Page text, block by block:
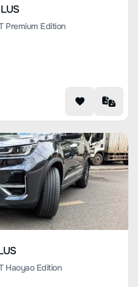
Premium Edition
Haoyao Edition